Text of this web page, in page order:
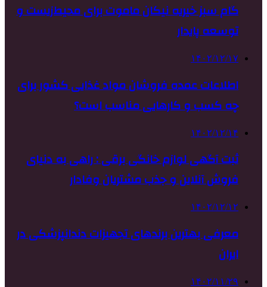
گام سبز خیریه نیکان ماموت برای محیط‌زیست و
توسعه پایدار
۱۴۰۲/۱۲/۱۷
اطلاعات عمده فروشان مواد غذایی کشور برای
چه کسب و کارهایی مناسب است؟
۱۴۰۲/۱۲/۱۴
ثبت آگهی لوازم خانگی برقی : راهی به دنیای
فروش آنلاین و جذب مشتریان وفادار
۱۴۰۲/۱۲/۱۲
معرفی بهترین برندهای تجهیزات دندانپزشکی در
ایران
۱۴۰۲/۱۱/۲۹